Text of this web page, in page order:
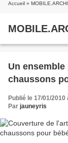
Accueil »
Un
chaussons
Publié le 17/01/2010
Par jauneyris